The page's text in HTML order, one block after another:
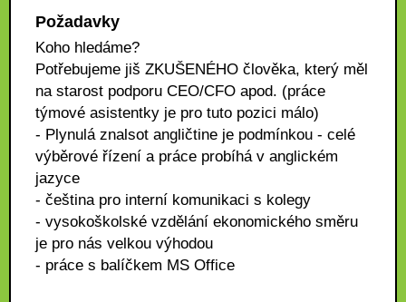
Požadavky
Koho hledáme?
Potřebujeme jiš ZKUŠENÉHO člověka, který měl
na starost podporu CEO/CFO apod. (práce
týmové asistentky je pro tuto pozici málo)
- Plynulá znalsot angličtine je podmínkou - celé
výběrové řízení a práce probíhá v anglickém
jazyce
- čeština pro interní komunikaci s kolegy
- vysokoškolské vzdělání ekonomického směru
je pro nás velkou výhodou
- práce s balíčkem MS Office